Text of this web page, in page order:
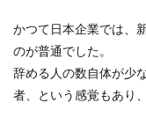
かつて日本企業では、
のが普通でした。
辞める人の数自体が少
者、という感覚もあり